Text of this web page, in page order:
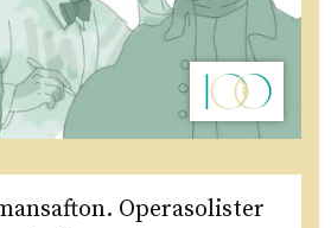
Operasolister